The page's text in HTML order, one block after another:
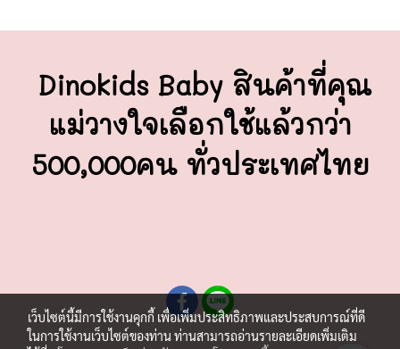
Dinokids Baby สินค้าที่คุณ
แม่วางใจเลือกใช้แล้วกว่า
500,000คน ทั่วประเทศไทย
เว็บไซต์นี้มีการใช้งานคุกกี้ เพื่อเพิ่มประสิทธิภาพและประสบการณ์ที่ดี
ในการใช้งานเว็บไซต์ของท่าน ท่านสามารถอ่านรายละเอียดเพิ่มเติม